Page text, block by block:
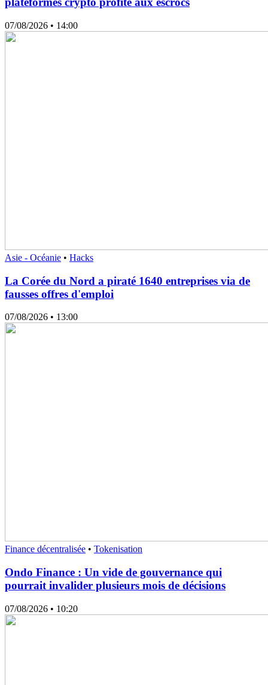
07/08/2026 • 14:00
Asie - Océanie • Hacks
La Corée du Nord a piraté 1640 entreprises via de
fausses offres d'emploi
07/08/2026 • 13:00
Finance décentralisée • Tokenisation
Ondo Finance : Un vide de gouvernance qui
pourrait invalider plusieurs mois de décisions
07/08/2026 • 10:20